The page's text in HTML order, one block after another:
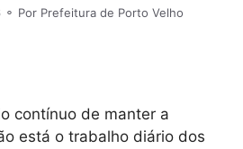
⚬ Por Prefeitura de Porto Velho
contínuo de manter a
está o trabalho diário dos